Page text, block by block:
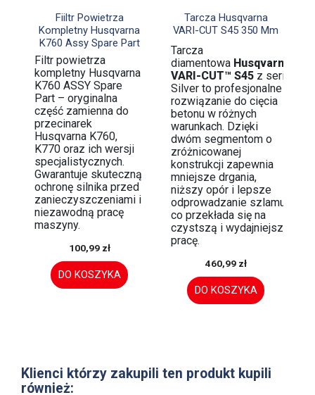
Szybki podgląd
Fiiltr Powietrza
Kompletny Husqvarna
K760 Assy Spare Part
Filtr powietrza
kompletny Husqvarna
K760 ASSY Spare
Part – oryginalna
część zamienna do
przecinarek
Husqvarna K760,
K770 oraz ich wersji
specjalistycznych.
Gwarantuje skuteczną
ochronę silnika przed
zanieczyszczeniami i
niezawodną pracę
maszyny.
100,99 zł
DO KOSZYKA
Szybki podgląd
Tarcza Husqvarna
VARI-CUT S45 350 Mm
Tarcza
diamentowa Husqvarna
VARI-CUT™ S45z serii
Silver to profesjonalne
rozwiązanie do cięcia
betonu w różnych
warunkach. Dzięki
dwóm segmentom o
zróżnicowanej
konstrukcji zapewnia
mniejsze drgania,
niższy opór i lepsze
odprowadzanie szlamu,
co przekłada się na
czystszą i wydajniejszą
pracę.
460,99 zł
DO KOSZYKA
Klienci którzy zakupili ten produkt kupili
również: